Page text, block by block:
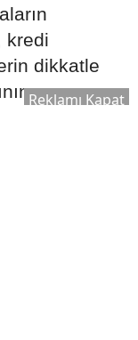
kredi
dikkatle
uzun
Reklamı Kapat